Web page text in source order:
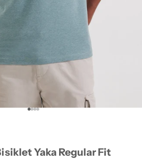
1 ögesine git
2 ögesine git
3 ögesine git
4 ögesine git
Yaka Regular Fit